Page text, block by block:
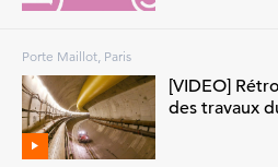
Porte Maillot, Paris
[VIDEO]
des travaux